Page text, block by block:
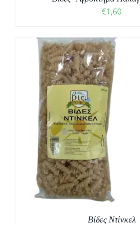
€1,60
Βίδες Ντίνκελ